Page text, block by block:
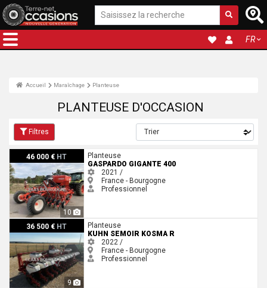
FR
Accueil Maraîchage Planteuse
PLANTEUSE D'OCCASION
Filtres
46 000 € HT
10
Gaspardo GIGANTE 400
Planteuse
GASPARDO GIGANTE 400
2021 /
France - Bourgogne
Professionnel
36 500 € HT
9
Kuhn SEMOIR KOSMA R
Planteuse
KUHN SEMOIR KOSMA R
2022 /
France - Bourgogne
Professionnel